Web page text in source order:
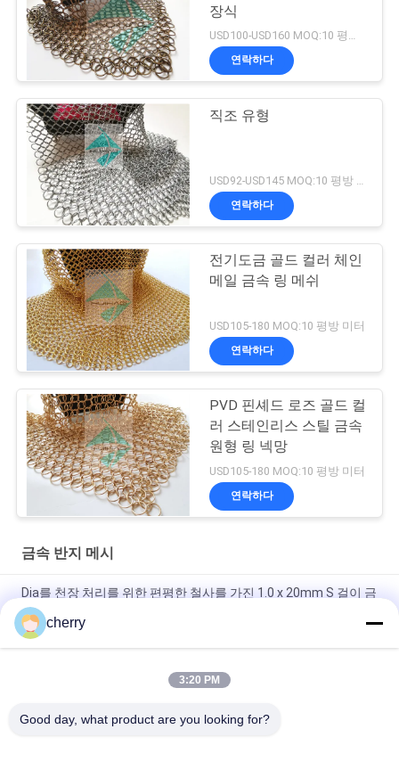
장식
USD100-USD160 MOQ:10 평방 미터
연락하다
직조 유형
USD92-USD145 MOQ:10 평방 미터
연락하다
전기도금 골드 컬러 체인
메일 금속 링 메쉬
USD105-180 MOQ:10 평방 미터
연락하다
PVD 핀셰드 로즈 골드 컬
러 스테인리스 스틸 금속
원형 링 넥망
USD105-180 MOQ:10 평방 미터
연락하다
금속 반지 메시
Dia를 천장 처리를 위한 편평한 철사를 가진 1.0 x 20mm S 걸이 금
속 메시 휘장 둥글게 되십시오
금색 웰드 스테인리스 스틸 링 메시 커튼 호텔 장식
스테인레스 스틸 체인 메일 금속 Mesh 커튼 0.53x3.81mm 소방
cherry
3:20 PM
Good day, what product are you looking for?